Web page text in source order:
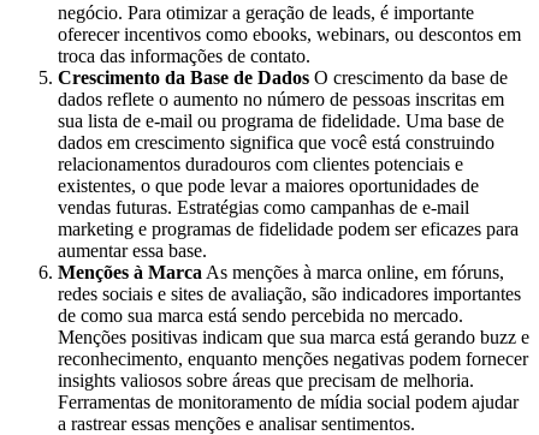
negócio. Para otimizar a geração de leads, é importante
oferecer incentivos como ebooks, webinars, ou descontos em
troca das informações de contato.
Crescimento da Base de Dados O crescimento da base de
dados reflete o aumento no número de pessoas inscritas em
sua lista de e-mail ou programa de fidelidade. Uma base de
dados em crescimento significa que você está construindo
relacionamentos duradouros com clientes potenciais e
existentes, o que pode levar a maiores oportunidades de
vendas futuras. Estratégias como campanhas de e-mail
marketing e programas de fidelidade podem ser eficazes para
aumentar essa base.
Menções à Marca As menções à marca online, em fóruns,
redes sociais e sites de avaliação, são indicadores importantes
de como sua marca está sendo percebida no mercado.
Menções positivas indicam que sua marca está gerando buzz e
reconhecimento, enquanto menções negativas podem fornecer
insights valiosos sobre áreas que precisam de melhoria.
Ferramentas de monitoramento de mídia social podem ajudar
a rastrear essas menções e analisar sentimentos.